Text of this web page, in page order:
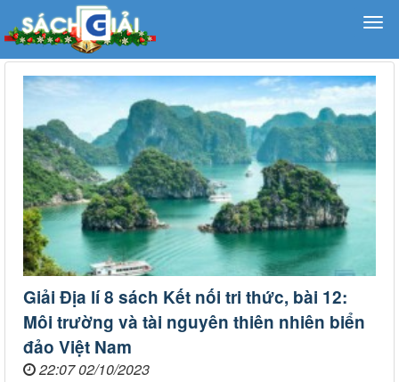
Giải Địa lí 8 sách Kết nối tri thức, bài 12:
Môi trường và tài nguyên thiên nhiên biển
đảo Việt Nam
22:07 02/10/2023